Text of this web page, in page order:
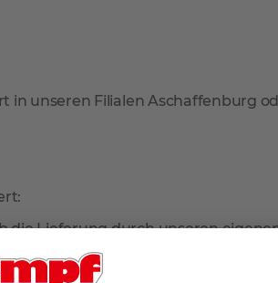
in unseren Filialen Aschaffenburg
die Lieferung durch unseren
Hermes 2-Mann-Handling.